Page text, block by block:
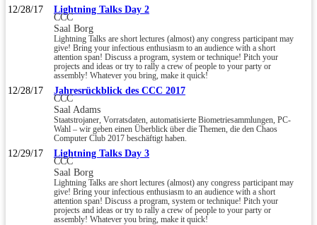
12/28/17 Lightning Talks Day 2
CCC
Saal Borg
Lightning Talks are short lectures (almost) any congress participant may
give! Bring your infectious enthusiasm to an audience with a short
attention span! Discuss a program, system or technique! Pitch your
projects and ideas or try to rally a crew of people to your party or
assembly! Whatever you bring, make it quick!
12/28/17 Jahresrückblick des CCC 2017
CCC
Saal Adams
Staatstrojaner, Vorratsdaten, automatisierte Biometriesammlungen, PC-
Wahl – wir geben einen Überblick über die Themen, die den Chaos
Computer Club 2017 beschäftigt haben.
12/29/17 Lightning Talks Day 3
CCC
Saal Borg
Lightning Talks are short lectures (almost) any congress participant may
give! Bring your infectious enthusiasm to an audience with a short
attention span! Discuss a program, system or technique! Pitch your
projects and ideas or try to rally a crew of people to your party or
assembly! Whatever you bring, make it quick!